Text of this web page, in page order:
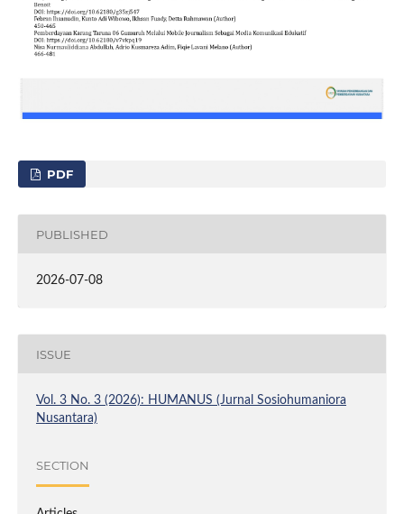
PDF
PUBLISHED
2026-07-08
ISSUE
Vol. 3 No. 3 (2026): HUMANUS (Jurnal Sosiohumaniora
Nusantara)
SECTION